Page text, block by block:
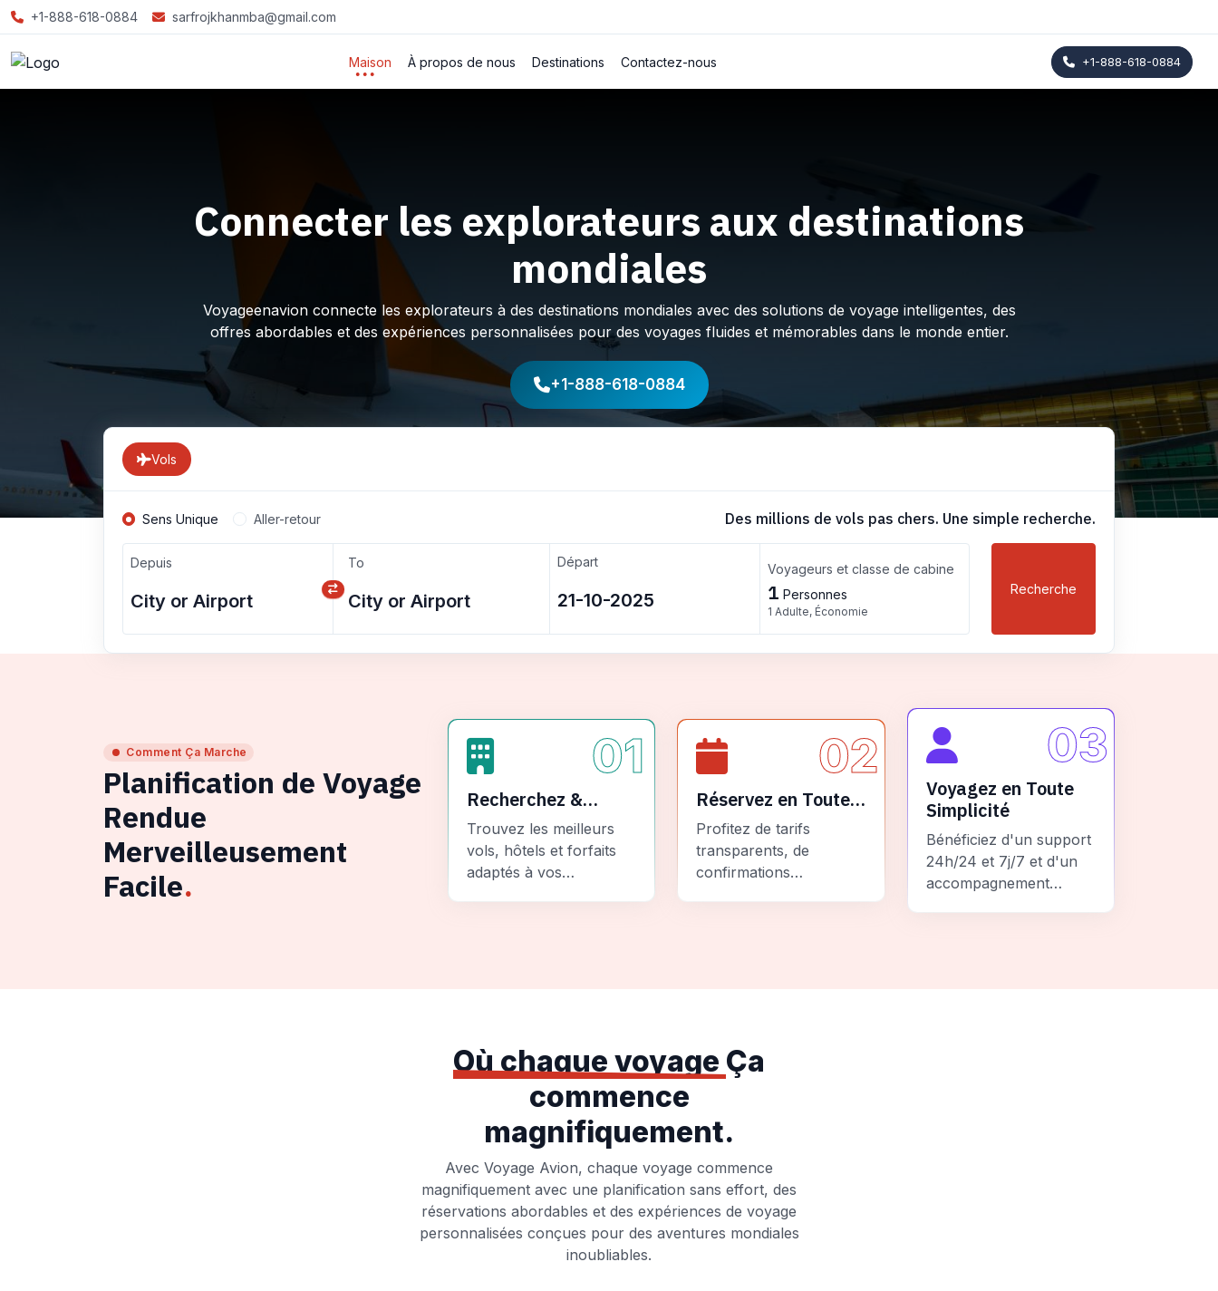
+1-888-618-0884 sarfrojkhanmba@gmail.com
Maison À propos de nous Destinations Contactez-nous +1-888-618-0884
Connecter les explorateurs aux destinations
mondiales
Voyageenavion connecte les explorateurs à des destinations mondiales avec des solutions de voyage intelligentes, des
offres abordables et des expériences personnalisées pour des voyages fluides et mémorables dans le monde entier.
+1-888-618-0884
Vols
Sens Unique Aller-retour Des millions de vols pas chers. Une simple recherche.
Depuis To Départ Voyageurs et classe de cabine
1 Personnes
1 Adulte, Économie
Recherche
Comment Ça Marche
Planification de Voyage
Rendue
Merveilleusement
Facile.
01
Recherchez &
Comparez
Trouvez les meilleurs
vols, hôtels et forfaits
adaptés à vos
02
Réservez en Toute
Sécurité
Profitez de tarifs
transparents, de
confirmations
03
Voyagez en Toute
Simplicité
Bénéficiez d'un support
24h/24 et 7j/7 et d'un
accompagnement
Où chaque voyage Ça
commence
magnifiquement.
Avec Voyage Avion, chaque voyage commence
magnifiquement avec une planification sans effort, des
réservations abordables et des expériences de voyage
personnalisées conçues pour des aventures mondiales
inoubliables.